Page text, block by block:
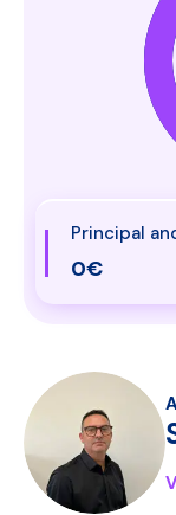
Principal
0€